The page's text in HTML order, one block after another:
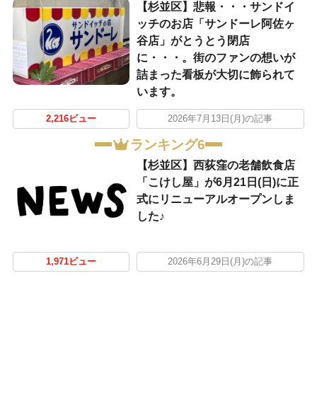
【杉並区】悲報・・・サンドイ
ッチのお店「サンドーレ阿佐ヶ
谷店」がとうとう閉店
に・・・。街のファンの想いが
詰まった看板が大切に飾られて
います。
2,216ビュー 2026年7月13日(月)の記事
ランキング6
【杉並区】西荻窪の老舗飲食店
「こけし屋」が6月21日(日)に正
式にリニューアルオープンしま
した♪
1,971ビュー 2026年6月29日(月)の記事